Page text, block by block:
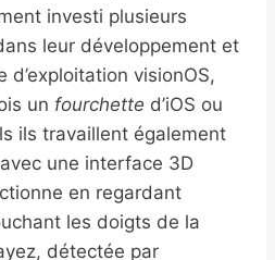
investi plusieurs
leur développement et
d’exploitation visionOS,
un fourchette d’iOS ou
ils travaillent également
une interface 3D
en regardant
les doigts de la
détectée par